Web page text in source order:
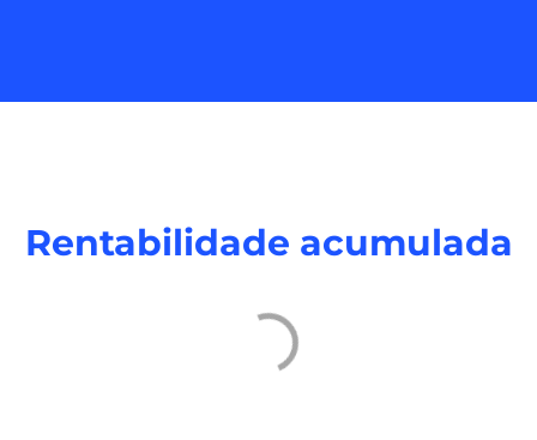
Rentabilidade acumulada